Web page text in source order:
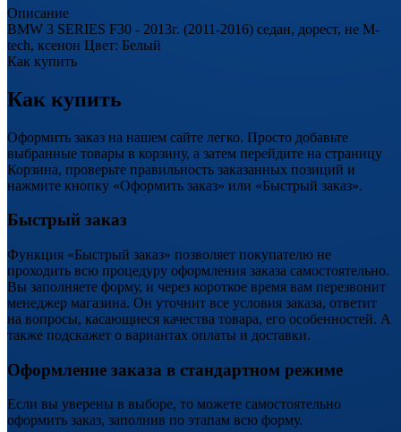
Описание
BMW 3 SERIES F30 - 2013г. (2011-2016) седан, дорест, не M-
tech, ксенон Цвет: Белый
Как купить
Как купить
Оформить заказ на нашем сайте легко. Просто добавьте
выбранные товары в корзину, а затем перейдите на страницу
Корзина, проверьте правильность заказанных позиций и
нажмите кнопку «Оформить заказ» или «Быстрый заказ».
Быстрый заказ
Функция «Быстрый заказ» позволяет покупателю не
проходить всю процедуру оформления заказа самостоятельно.
Вы заполняете форму, и через короткое время вам перезвонит
менеджер магазина. Он уточнит все условия заказа, ответит
на вопросы, касающиеся качества товара, его особенностей. А
также подскажет о вариантах оплаты и доставки.
Оформление заказа в стандартном режиме
Если вы уверены в выборе, то можете самостоятельно
оформить заказ, заполнив по этапам всю форму.